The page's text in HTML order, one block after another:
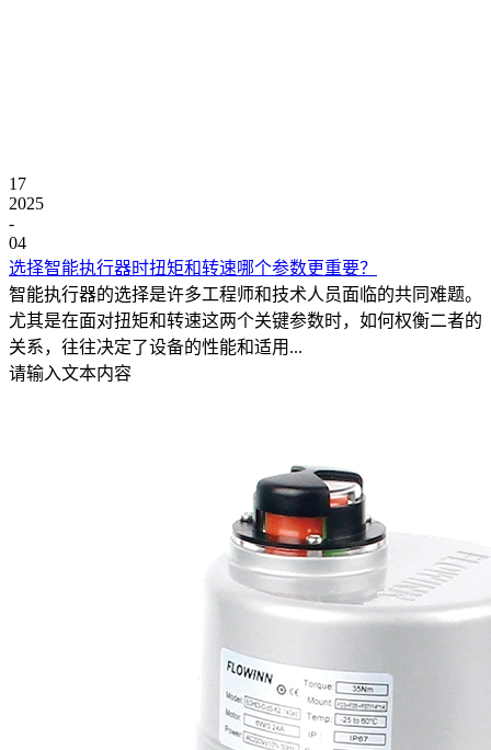
17
2025
-
04
选择智能执行器时扭矩和转速哪个参数更重要？
智能执行器的选择是许多工程师和技术人员面临的共同难题。
尤其是在面对扭矩和转速这两个关键参数时，如何权衡二者的
关系，往往决定了设备的性能和适用...
请输入文本内容